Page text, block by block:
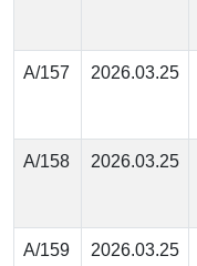
А/157 2026.03.25
А/158 2026.03.25
А/159 2026.03.25